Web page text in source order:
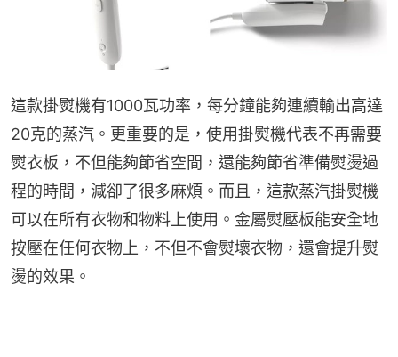
這款掛熨機有1000瓦功率，每分鐘能夠連續輸出高達
20克的蒸汽。更重要的是，使用掛熨機代表不再需要
熨衣板，不但能夠節省空間，還能夠節省準備熨燙過
程的時間，減卻了很多麻煩。而且，這款蒸汽掛熨機
可以在所有衣物和物料上使用。金屬熨壓板能安全地
按壓在任何衣物上，不但不會熨壞衣物，還會提升熨
燙的效果。